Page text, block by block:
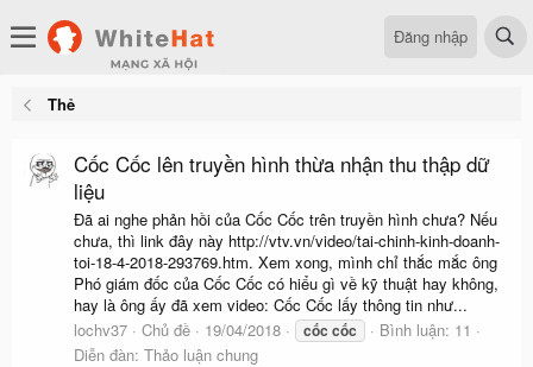
Đăng nhập
Thẻ
Cốc Cốc lên truyền hình thừa nhận thu thập dữ
liệu
Đã ai nghe phản hồi của Cốc Cốc trên truyền hình chưa? Nếu
chưa, thì link đây này http://vtv.vn/video/tai-chinh-kinh-doanh-
toi-18-4-2018-293769.htm. Xem xong, mình chỉ thắc mắc ông
Phó giám đốc của Cốc Cốc có hiểu gì về kỹ thuật hay không,
hay là ông ấy đã xem video: Cốc Cốc lấy thông tin như...
lochv37
Chủ đề 19/04/2018 cốc cốc
Bình luận: 11
Diễn đàn: Thảo luận chung